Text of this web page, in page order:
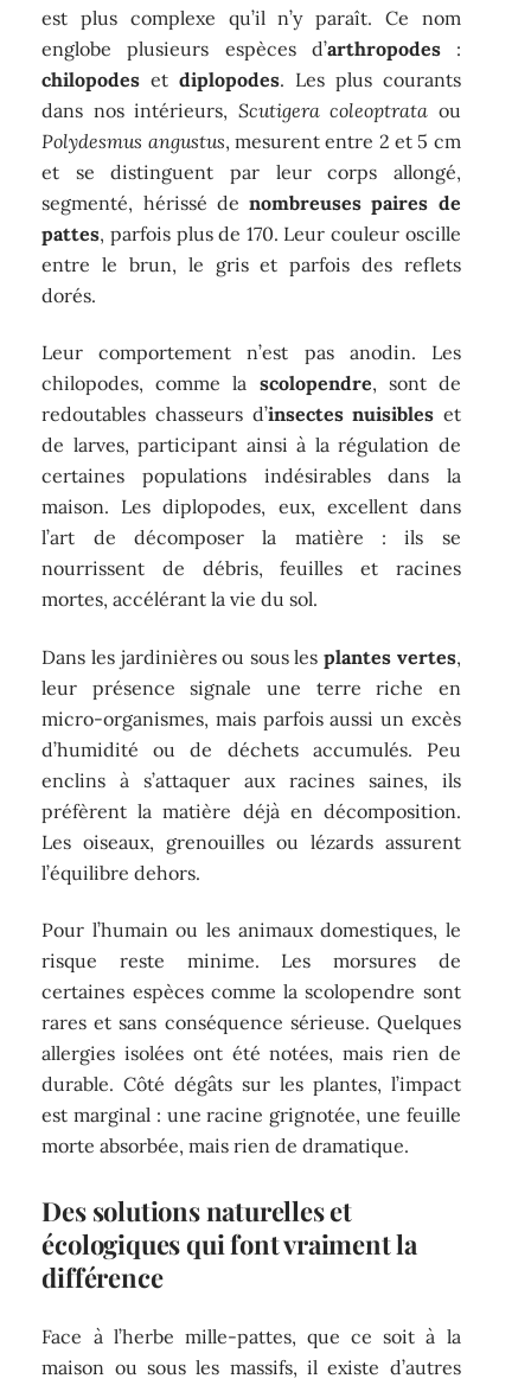
est plus complexe qu’il n’y paraît. Ce nom
englobe plusieurs espèces d’arthropodes:
chilopodes etdiplopodes. Les plus courants
dans nos intérieurs, Scutigera coleoptrata ou
Polydesmus angustus, mesurent entre 2 et 5 cm
et se distinguent par leur corps allongé,
segmenté, hérissé denombreuses paires de
pattes, parfois plus de 170. Leur couleur oscille
entre le brun, le gris et parfois des reflets
dorés.
Leur comportement n’est pas anodin. Les
chilopodes, comme la scolopendre, sont de
redoutables chasseurs d’insectes nuisibles et
de larves, participant ainsi à la régulation de
certaines populations indésirables dans la
maison. Les diplopodes, eux, excellent dans
l’art de décomposer la matière : ils se
nourrissent de débris, feuilles et racines
mortes, accélérant la vie du sol.
Dans les jardinières ou sous lesplantes vertes,
leur présence signale une terre riche en
micro-organismes, mais parfois aussi un excès
d’humidité ou de déchets accumulés. Peu
enclins à s’attaquer aux racines saines, ils
préfèrent la matière déjà en décomposition.
Les oiseaux, grenouilles ou lézards assurent
l’équilibre dehors.
Pour l’humain ou les animaux domestiques, le
risque reste minime. Les morsures de
certaines espèces comme la scolopendre sont
rares et sans conséquence sérieuse. Quelques
allergies isolées ont été notées, mais rien de
durable. Côté dégâts sur les plantes, l’impact
est marginal : une racine grignotée, une feuille
morte absorbée, mais rien de dramatique.
Des solutions naturelles et
écologiques qui font vraiment la
différence
Face à l’herbe mille-pattes, que ce soit à la
maison ou sous les massifs, il existe d’autres